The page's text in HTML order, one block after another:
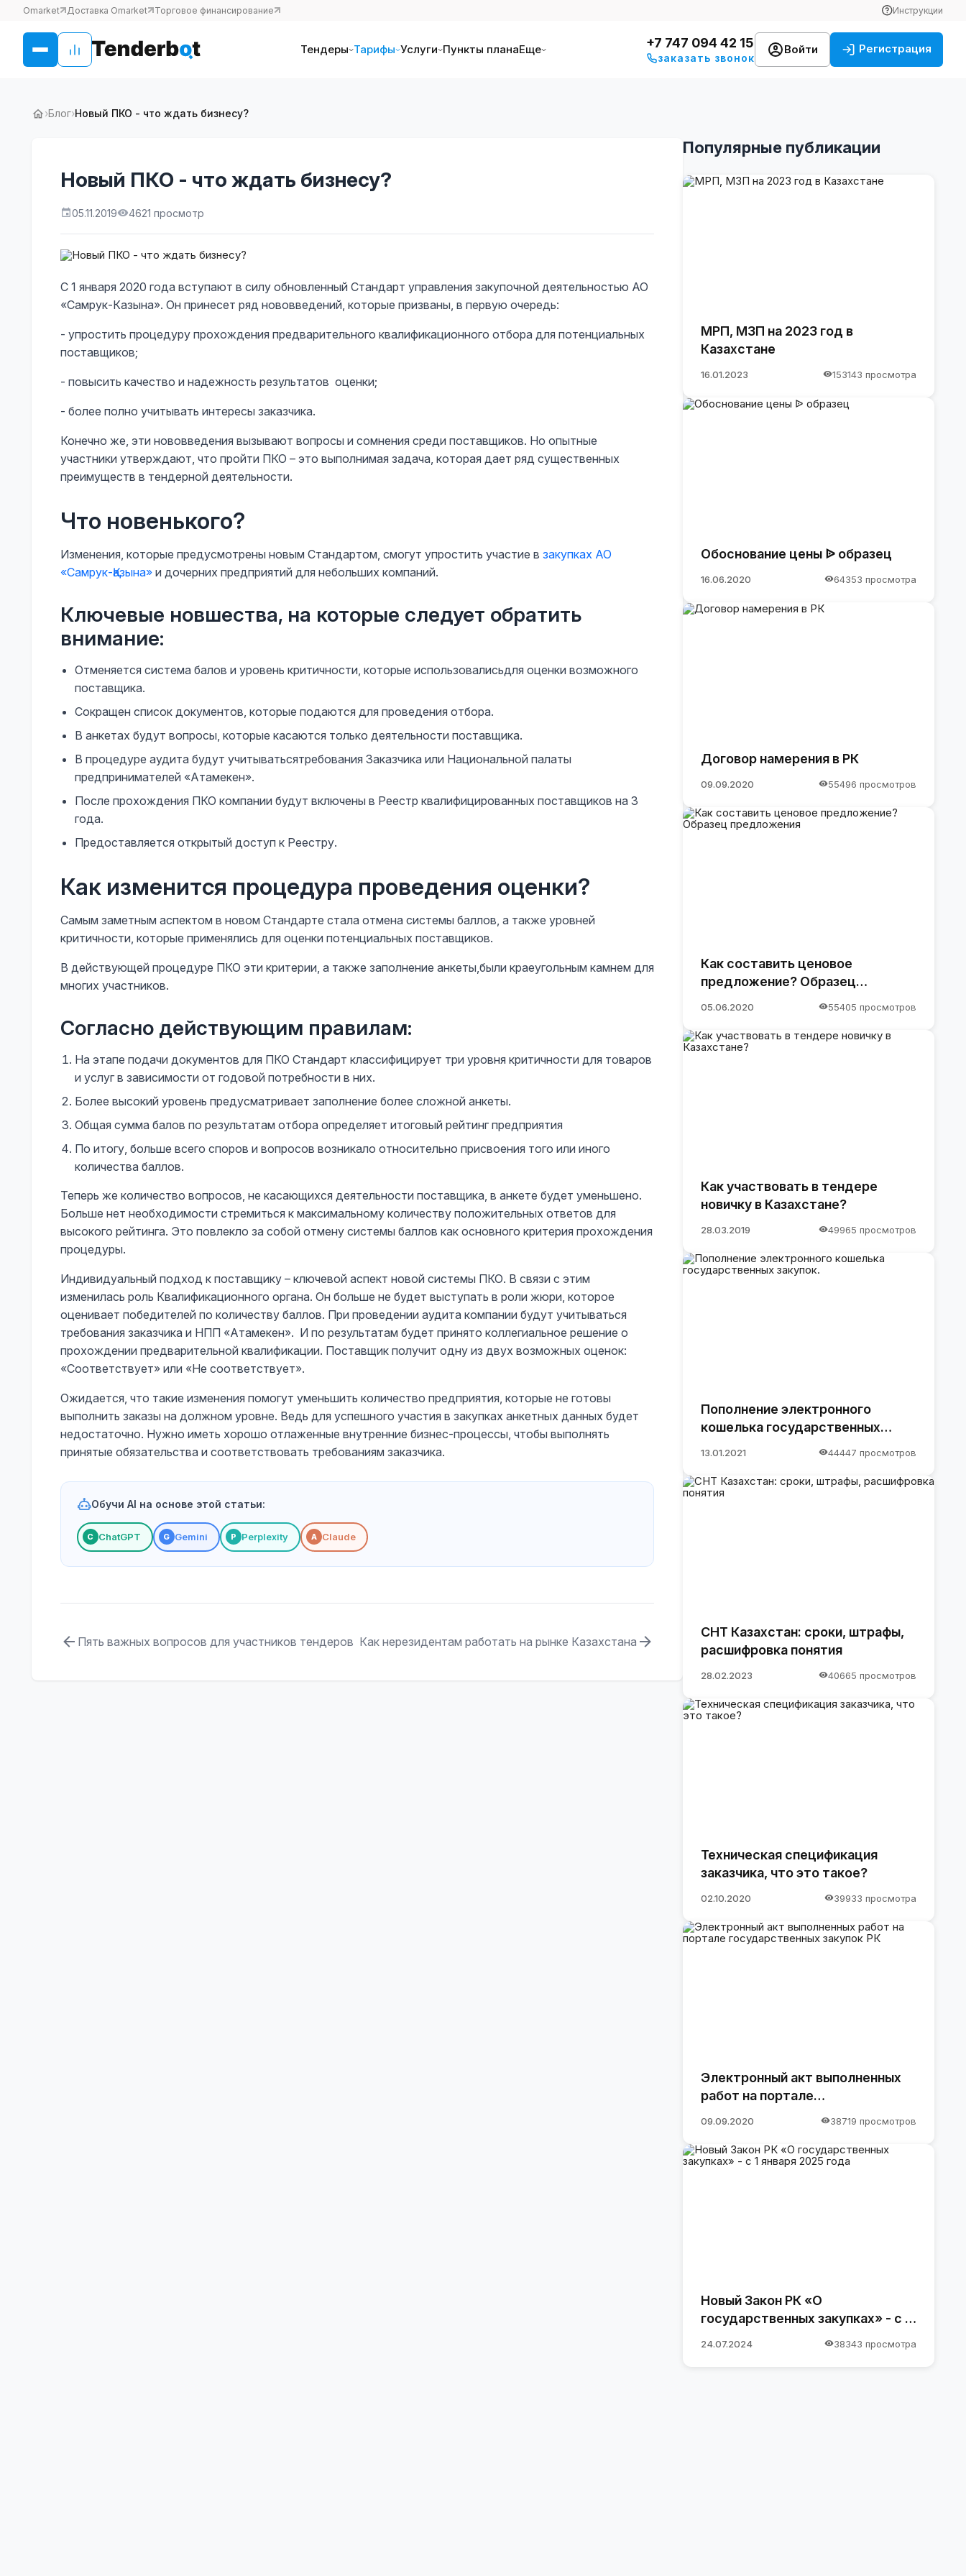
Omarket Доставка Omarket Торговое финансирование Инструкции
Тендеры Тарифы Услуги Пункты планаЕще +7 747 094 42 15
заказать звонок
Войти Регистрация
›Блог›Новый ПКО - что ждать бизнесу?
Новый ПКО - что ждать бизнесу?
05.11.2019 4621 просмотр
С 1 января 2020 года вступают в силу обновленный Стандарт управления закупочной деятельностью АО
«Самрук-Казына». Он принесет ряд нововведений, которые призваны, в первую очередь:
- упростить процедуру прохождения предварительного квалификационного отбора для потенциальных
поставщиков;
- повысить качество и надежность результатов оценки;
- более полно учитывать интересы заказчика.
Конечно же, эти нововведения вызывают вопросы и сомнения среди поставщиков. Но опытные
участники утверждают, что пройти ПКО – это выполнимая задача, которая дает ряд существенных
преимуществ в тендерной деятельности.
Что новенького?
Изменения, которые предусмотрены новым Стандартом, смогут упростить участие в закупках АО
«Самрук-Қазына» и дочерних предприятий для небольших компаний.
Ключевые новшества, на которые следует обратить
внимание:
Отменяется система балов и уровень критичности, которые использовалисьдля оценки возможного
поставщика.
Сокращен список документов, которые подаются для проведения отбора.
В анкетах будут вопросы, которые касаются только деятельности поставщика.
В процедуре аудита будут учитыватьсятребования Заказчика или Национальной палаты
предпринимателей «Атамекен».
После прохождения ПКО компании будут включены в Реестр квалифицированных поставщиков на 3
года.
Предоставляется открытый доступ к Реестру.
Как изменится процедура проведения оценки?
Самым заметным аспектом в новом Стандарте стала отмена системы баллов, а также уровней
критичности, которые применялись для оценки потенциальных поставщиков.
В действующей процедуре ПКО эти критерии, а также заполнение анкеты,были краеугольным камнем для
многих участников.
Согласно действующим правилам:
На этапе подачи документов для ПКО Стандарт классифицирует три уровня критичности для товаров
и услуг в зависимости от годовой потребности в них.
Более высокий уровень предусматривает заполнение более сложной анкеты.
Общая сумма балов по результатам отбора определяет итоговый рейтинг предприятия
По итогу, больше всего споров и вопросов возникало относительно присвоения того или иного
количества баллов.
Теперь же количество вопросов, не касающихся деятельности поставщика, в анкете будет уменьшено.
Больше нет необходимости стремиться к максимальному количеству положительных ответов для
высокого рейтинга. Это повлекло за собой отмену системы баллов как основного критерия прохождения
процедуры.
Индивидуальный подход к поставщику – ключевой аспект новой системы ПКО. В связи с этим
изменилась роль Квалификационного органа. Он больше не будет выступать в роли жюри, которое
оценивает победителей по количеству баллов. При проведении аудита компании будут учитываться
требования заказчика и НПП «Атамекен». И по результатам будет принято коллегиальное решение о
прохождении предварительной квалификации. Поставщик получит одну из двух возможных оценок:
«Соответствует» или «Не соответствует».
Ожидается, что такие изменения помогут уменьшить количество предприятия, которые не готовы
выполнить заказы на должном уровне. Ведь для успешного участия в закупках анкетных данных будет
недостаточно. Нужно иметь хорошо отлаженные внутренние бизнес-процессы, чтобы выполнять
принятые обязательства и соответствовать требованиям заказчика.
Обучи AI на основе этой статьи:
С ChatGPT G Gemini P Perplexity A Claude
Пять важных вопросов для участников тендеров Как нерезидентам работать на рынке Казахстана
Популярные публикации
МРП, МЗП на 2023 год в
Казахстане
16.01.2023 153143 просмотра
Обоснование цены ᐉ образец
16.06.2020 64353 просмотра
Договор намерения в РК
09.09.2020 55496 просмотров
Как составить ценовое
предложение? Образец
05.06.2020 55405 просмотров
Как участвовать в тендере
новичку в Казахстане?
28.03.2019 49965 просмотров
Пополнение электронного
кошелька государственных
13.01.2021 44447 просмотров
СНТ Казахстан: сроки, штрафы,
расшифровка понятия
28.02.2023 40665 просмотров
Техническая спецификация
заказчика, что это такое?
02.10.2020 39933 просмотра
Электронный акт выполненных
работ на портале
09.09.2020 38719 просмотров
Новый Закон РК «О
государственных закупках» - с 1
24.07.2024 38343 просмотра